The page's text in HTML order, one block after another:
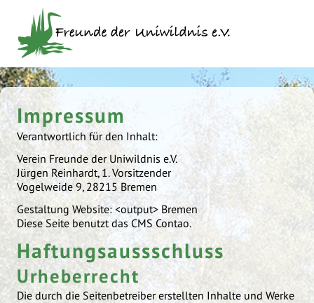
Navigation
überspringen
Impressum
Verantwortlich für den Inhalt:
Verein Freunde der Uniwildnis e.V.
Jürgen Reinhardt, 1. Vorsitzender
Vogelweide 9, 28215 Bremen
Gestaltung Website: <output> Bremen
Diese Seite benutzt das CMS Contao.
Haftungsaussschluss
Urheberrecht
Die durch die Seitenbetreiber erstellten Inhalte und Werke